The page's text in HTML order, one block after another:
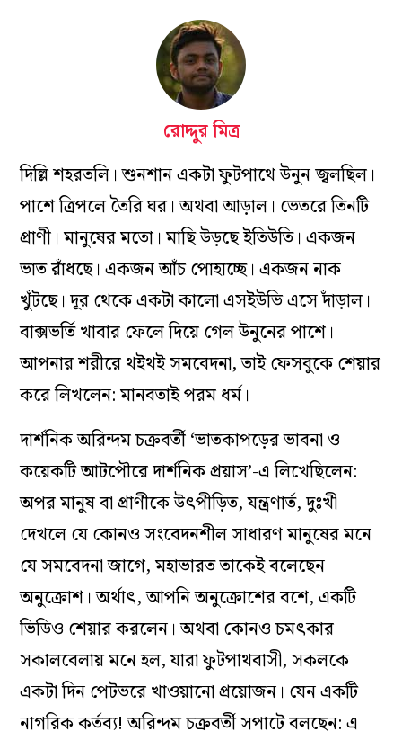
রোদ্দুর মিত্র
দিল্লি শহরতলি। শুনশান একটা ফুটপাথে উনুন জ্বলছিল।
পাশে ত্রিপলে তৈরি ঘর। অথবা আড়াল। ভেতরে তিনটি
প্রাণী। মানুষের মতো। মাছি উড়ছে ইতিউতি। একজন
ভাত রাঁধছে। একজন আঁচ পোহাচ্ছে। একজন নাক
খুঁটছে। দূর থেকে একটা কালো এসইউভি এসে দাঁড়াল।
বাক্সভর্তি খাবার ফেলে দিয়ে গেল উনুনের পাশে।
আপনার শরীরে থইথই সমবেদনা, তাই ফেসবুকে শেয়ার
করে লিখলেন: মানবতাই পরম ধর্ম।
দার্শনিক অরিন্দম চক্রবর্তী ‘ভাতকাপড়ের ভাবনা ও
কয়েকটি আটপৌরে দার্শনিক প্রয়াস’-এ লিখেছিলেন:
অপর মানুষ বা প্রাণীকে উৎপীড়িত, যন্ত্রণার্ত, দুঃখী
দেখলে যে কোনও সংবেদনশীল সাধারণ মানুষের মনে
যে সমবেদনা জাগে, মহাভারত তাকেই বলেছেন
অনুক্রোশ। অর্থাৎ, আপনি অনুক্রোশের বশে, একটি
ভিডিও শেয়ার করলেন। অথবা কোনও চমৎকার
সকালবেলায় মনে হল, যারা ফুটপাথবাসী, সকলকে
একটা দিন পেটভরে খাওয়ানো প্রয়োজন। যেন একটি
নাগরিক কর্তব্য! অরিন্দম চক্রবর্তী সপাটে বলছেন: এ